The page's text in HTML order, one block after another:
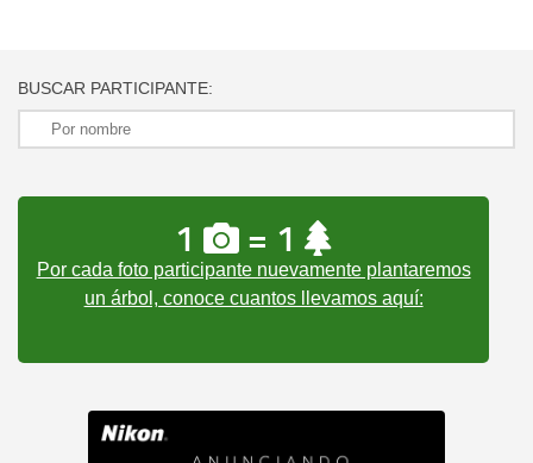
BUSCAR PARTICIPANTE:
1 = 1
Por cada foto participante nuevamente plantaremos
un árbol, conoce cuantos llevamos aquí: